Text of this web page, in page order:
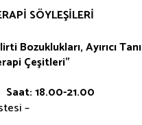
SÖYLEŞİLERİ
Bozuklukları, Ayırıcı Tanı
Çeşitleri”
18.00-21.00
–